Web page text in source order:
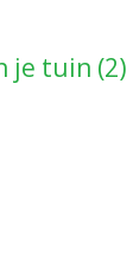
je tuin (2)